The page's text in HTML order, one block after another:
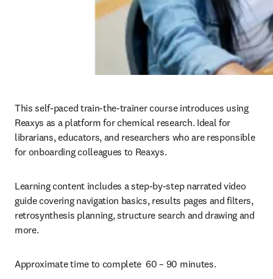
This self-paced train-the-trainer course introduces using
Reaxys as a platform for chemical research. Ideal for
librarians, educators, and researchers who are responsible
for onboarding colleagues to Reaxys.
Learning content includes a step-by-step narrated video
guide covering navigation basics, results pages and filters,
retrosynthesis planning, structure search and drawing and
more.
Approximate time to complete  60 – 90 minutes.